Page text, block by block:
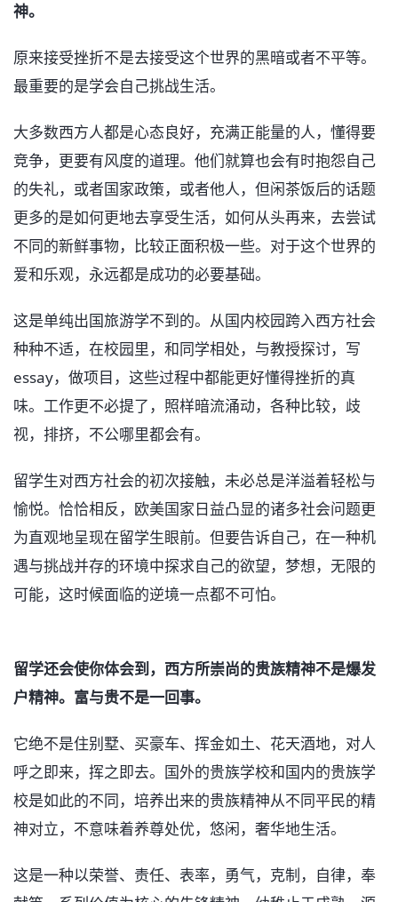
神。
原来接受挫折不是去接受这个世界的黑暗或者不平等。
最重要的是学会自己挑战生活。
大多数西方人都是心态良好，充满正能量的人，懂得要
竞争，更要有风度的道理。他们就算也会有时抱怨自己
的失礼，或者国家政策，或者他人，但闲茶饭后的话题
更多的是如何更地去享受生活，如何从头再来，去尝试
不同的新鲜事物，比较正面积极一些。对于这个世界的
爱和乐观，永远都是成功的必要基础。
这是单纯出国旅游学不到的。从国内校园跨入西方社会
种种不适，在校园里，和同学相处，与教授探讨，写
essay，做项目，这些过程中都能更好懂得挫折的真
味。工作更不必提了，照样暗流涌动，各种比较，歧
视，排挤，不公哪里都会有。
留学生对西方社会的初次接触，未必总是洋溢着轻松与
愉悦。恰恰相反，欧美国家日益凸显的诸多社会问题更
为直观地呈现在留学生眼前。但要告诉自己，在一种机
遇与挑战并存的环境中探求自己的欲望，梦想，无限的
可能，这时候面临的逆境一点都不可怕。
留学还会使你体会到，西方所崇尚的贵族精神不是爆发
户精神。富与贵不是一回事。
它绝不是住别墅、买豪车、挥金如土、花天酒地，对人
呼之即来，挥之即去。国外的贵族学校和国内的贵族学
校是如此的不同，培养出来的贵族精神从不同平民的精
神对立，不意味着养尊处优，悠闲，奢华地生活。
这是一种以荣誉、责任、表率，勇气，克制，自律，奉